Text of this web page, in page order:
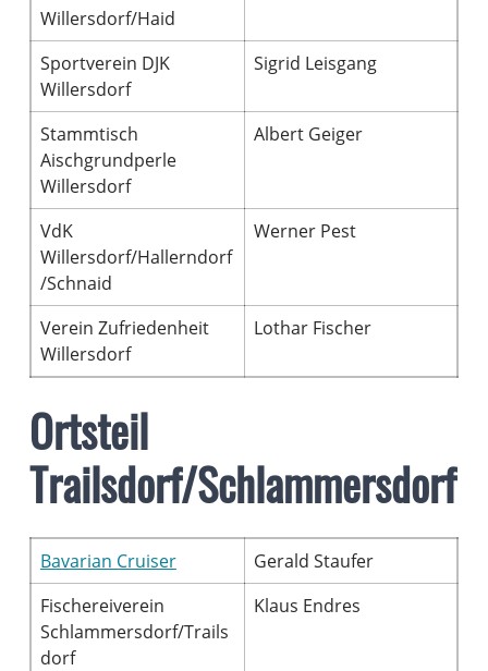
Willersdorf/Haid
Sportverein DJK
Willersdorf
Sigrid Leisgang
Stammtisch
Aischgrundperle
Willersdorf
Albert Geiger
VdK
Willersdorf/Hallerndorf
/Schnaid
Werner Pest
Verein Zufriedenheit
Willersdorf
Lothar Fischer
Ortsteil
Trailsdorf/Schlammersdorf
Bavarian Cruiser
Gerald Staufer
Fischereiverein
Schlammersdorf/Trails
dorf
Klaus Endres